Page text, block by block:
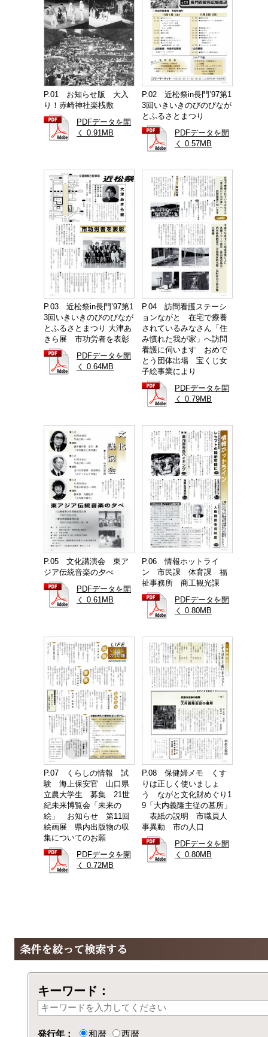
P.01 お知らせ版 大入
り！赤崎神社楽桟敷
PDFデータを開
く 0.91MB
P.02 近松祭in長門’97第1
3回いきいきのびのびなが
とふるさとまつり
PDFデータを開
く 0.57MB
P.03 近松祭in長門’97第1
3回いきいきのびのびなが
とふるさとまつり 大津あ
きら展 市功労者を表彰
PDFデータを開
く 0.64MB
P.04 訪問看護ステーシ
ョンながと 在宅で療養
されているみなさん「住
み慣れた我が家」へ訪問
看護に伺います おめで
とう団体出場 宝くじ女
子絵事業により
PDFデータを開
く 0.79MB
P.05 文化講演会 東ア
ジア伝統音楽の夕べ
PDFデータを開
く 0.61MB
P.06 情報ホットライ
ン 市民課 体育課 福
祉事務所 商工観光課
PDFデータを開
く 0.80MB
P.07 くらしの情報 試
験 海上保安官 山口県
立農大学生 募集 21世
紀未来博覧会「未来の
絵」 お知らせ 第11回
絵画展 県内出版物の収
集についてのお願
PDFデータを開
く 0.72MB
P.08 保健婦メモ くす
りは正しく使いましょ
う ながと文化財めぐり1
9「大内義隆主従の墓所」
表紙の説明 市職員人
事異動 市の人口
PDFデータを開
く 0.80MB
キーワード：
発行年： 和暦 西暦